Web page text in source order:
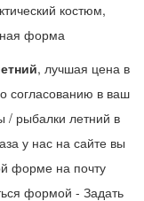
костюм,
форма
, лучшая цена в
согласованию в ваш
/ рыбалки летний в
у нас на сайте вы
форме на почту
формой - Задать